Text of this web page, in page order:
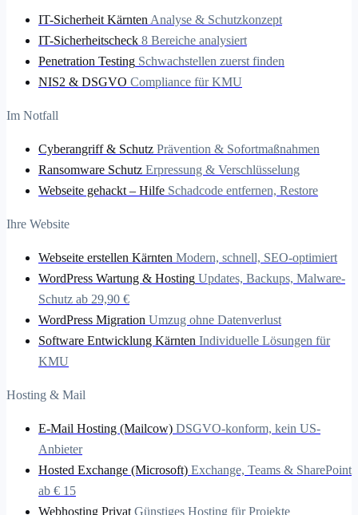
IT-Sicherheit Kärnten Analyse & Schutzkonzept
IT-Sicherheitscheck 8 Bereiche analysiert
Penetration Testing Schwachstellen zuerst finden
NIS2 & DSGVO Compliance für KMU
Im Notfall
Cyberangriff & Schutz Prävention & Sofortmaßnahmen
Ransomware Schutz Erpressung & Verschlüsselung
Webseite gehackt – Hilfe Schadcode entfernen, Restore
Ihre Website
Webseite erstellen Kärnten Modern, schnell, SEO-optimiert
WordPress Wartung & Hosting Updates, Backups, Malware-
Schutz ab 29,90 €
WordPress Migration Umzug ohne Datenverlust
Software Entwicklung Kärnten Individuelle Lösungen für
KMU
Hosting & Mail
E-Mail Hosting (Mailcow) DSGVO-konform, kein US-
Anbieter
Hosted Exchange (Microsoft) Exchange, Teams & SharePoint
ab € 15
Webhosting Privat Günstiges Hosting für Projekte